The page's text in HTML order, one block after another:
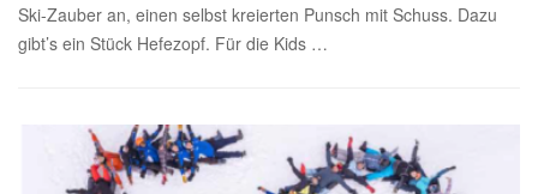
Ski-Zauber an, einen selbst kreierten Punsch mit Schuss. Dazu
gibt’s ein Stück Hefezopf. Für die Kids …